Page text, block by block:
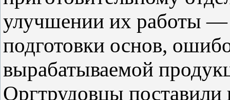
улучшении их работы —
подготовки основ,
вырабатываемой
Оргтрудовцы